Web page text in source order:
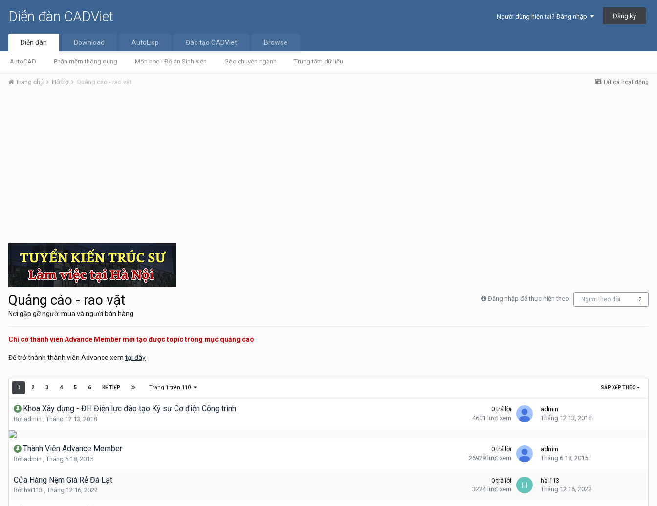
Diễn đàn CADViet Người dùng hiện tại? Đăng nhập Đăng ký
Diễn đàn
AutoCAD Phần mềm thông dụng Môn học - Đồ án Sinh viên Góc chuyên ngành Trung tâm dữ liệu
Download AutoLisp Đào tạo CADViet Browse
Tất cả hoạt động
Trang chủ Hỗ trợ Quảng cáo - rao vặt
Quảng cáo - rao vặt Đăng nhập để thực hiện theo Người theo dõi 2
Nơi gặp gỡ người mua và người bán hàng
Chỉ có thành viên Advance Member mới tạo được topic trong mục quảng cáo
Để trở thành thành viên Advance xem tại đây
SẮP XẾP THEO
1 2 3 4 5 6 KẾ TIẾP Trang 1 trên 110
Khoa Xây dựng - ĐH Điện lực đào tạo Kỹ sư Cơ điện Công trình
Bởi admin , Tháng 12 13, 2018
0 trả lời
4601 lượt xem
admin
Tháng 12 13, 2018
Thành Viên Advance Member
Bởi admin , Tháng 6 18, 2015
0 trả lời
26929 lượt xem
admin
Tháng 6 18, 2015
Cửa Hàng Nệm Giá Rẻ Đà Lạt
Bởi hai113 , Tháng 12 16, 2022
0 trả lời
3224 lượt xem
hai113
Tháng 12 16, 2022